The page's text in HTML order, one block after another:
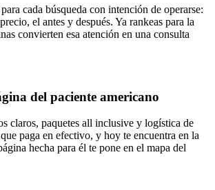
cada búsqueda con intención de operarse:
el antes y después. Ya rankeas para la
convierten esa atención en una consulta
del paciente americano
claros, paquetes all inclusive y logística de
paga en efectivo, y hoy te encuentra en la
hecha para él te pone en el mapa del